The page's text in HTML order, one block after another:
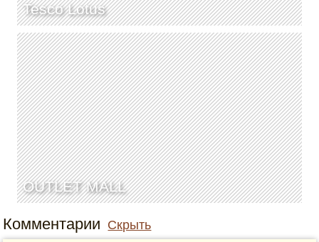
Tesco Lotus
OUTLET MALL
Комментарии Скрыть